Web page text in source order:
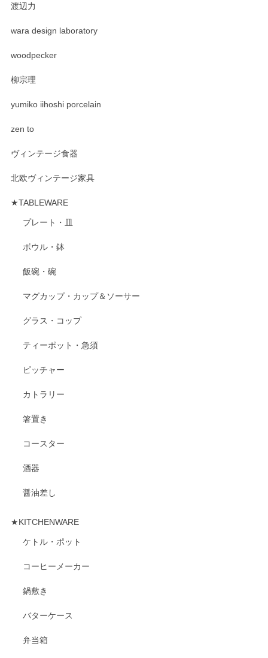
渡辺力
wara design laboratory
woodpecker
柳宗理
yumiko iihoshi porcelain
zen to
ヴィンテージ食器
北欧ヴィンテージ家具
★TABLEWARE
プレート・皿
ボウル・鉢
飯碗・碗
マグカップ・カップ＆ソーサー
グラス・コップ
ティーポット・急須
ピッチャー
カトラリー
箸置き
コースター
酒器
醤油差し
★KITCHENWARE
ケトル・ポット
コーヒーメーカー
鍋敷き
バターケース
弁当箱